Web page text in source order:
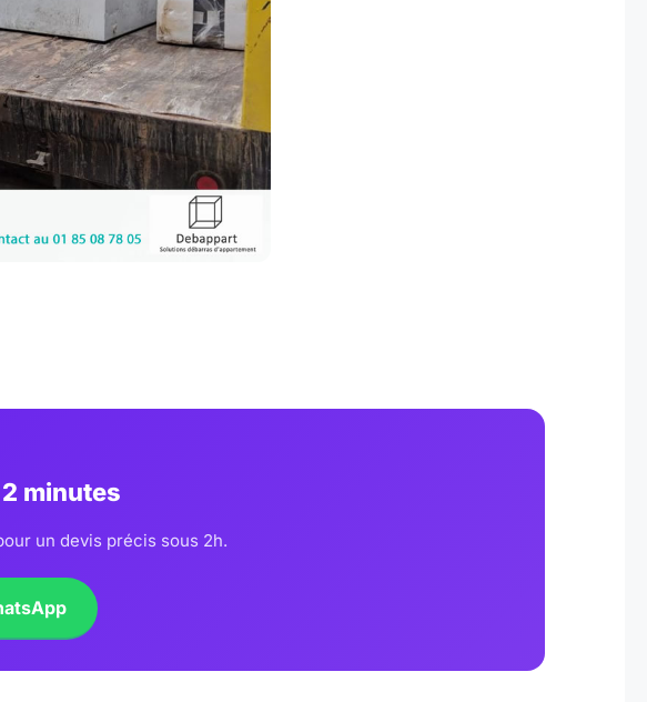
minutes
un devis précis sous 2h.